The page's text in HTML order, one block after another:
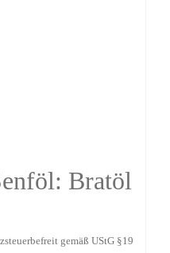
Bratöl
gemäß UStG §19